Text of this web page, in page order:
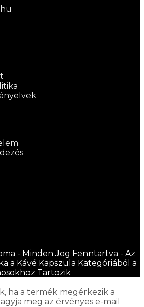
- Minden Jog Fenntartva - Az
a Kávé Kapszula Kategóriából a
Tartozik
ha a termék megérkezik a
meg az érvényes e-mail